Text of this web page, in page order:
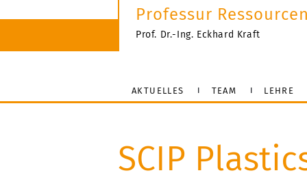
Professur
Prof. Dr.-Ing. Eckhard Kraft
AKTUELLES TEAM LEHRE
SCIP